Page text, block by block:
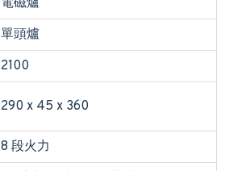
電磁爐
單頭爐
2100
290 x 45 x 360
8 段火力